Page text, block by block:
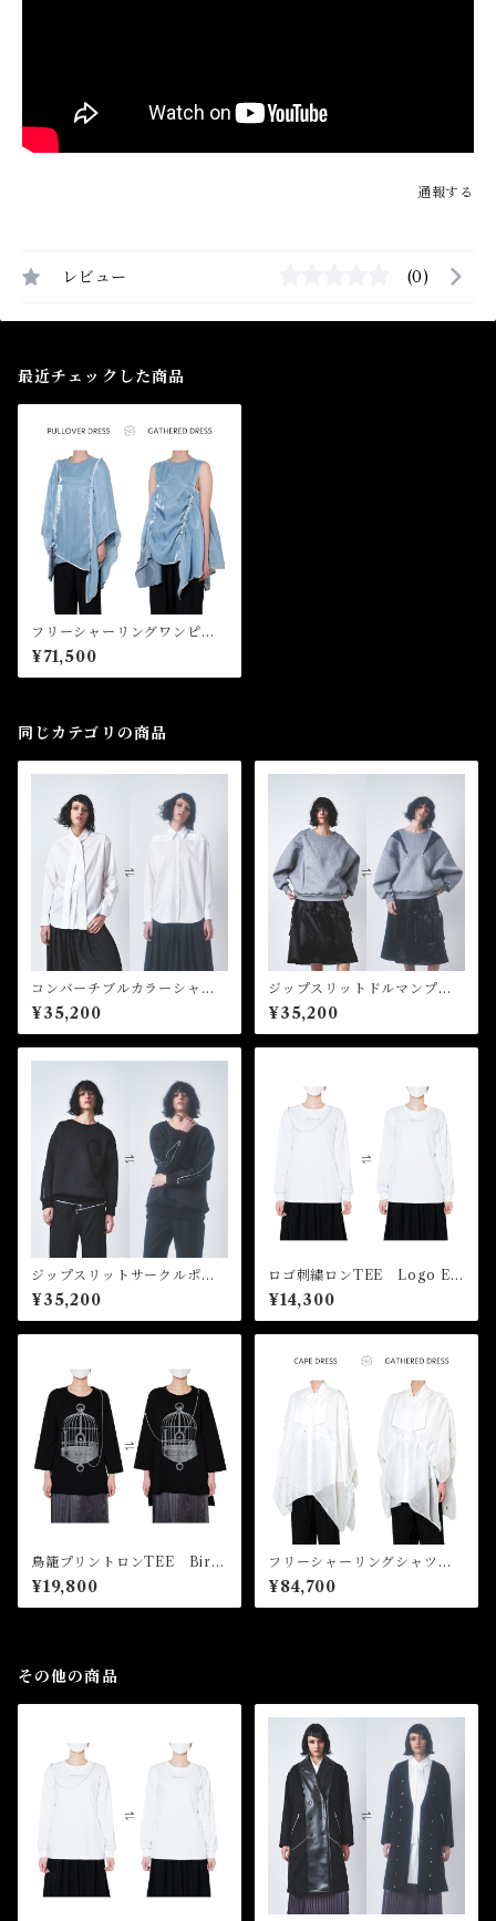
通報する
レビュー (0)
最近チェックした商品
フリーシャーリングワンピー
ス Free Shirring Dress
¥71,500
同じカテゴリの商品
コンバーチブルカラーシャ
ツ Convertible Collar Shir
t
¥35,200
ジップスリットドルマンプル
オーバー Zip Slit Dolman P
ullover
¥35,200
ジップスリットサークルポケ
ットプルオーバー Zip Slit C
ircle Pocket Pullover
¥35,200
ロゴ刺繍ロンTEE Logo Em
broidery Long Sleeve Tee
¥14,300
鳥籠プリントロンTEE Bird
cage Print Long Sleeve Te
e
¥19,800
フリーシャーリングシャツワ
ンピース Free Shirring Shi
rt Dress
¥84,700
その他の商品